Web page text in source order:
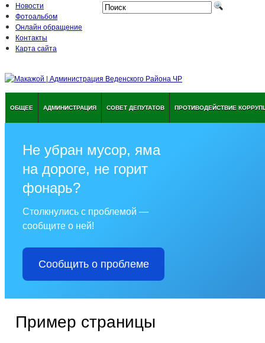
Новости
Фотоальбом
Онлайн обращение
Контакты
Карта сайта
ОБЩЕЕ АДМИНИСТРАЦИЯ СОВЕТ ДЕПУТАТОВ ПРОТИВОДЕЙСТВИЕ
Не убран мусор, яма
на дороге, не горит
фонарь?
Столкнулись с проблемой —
сообщите о ней!
Сообщить о проблеме
Пример страницы